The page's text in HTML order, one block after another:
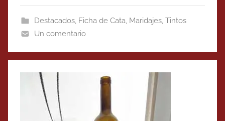
Destacados, Ficha de Cata, Maridajes, Tintos
Un comentario